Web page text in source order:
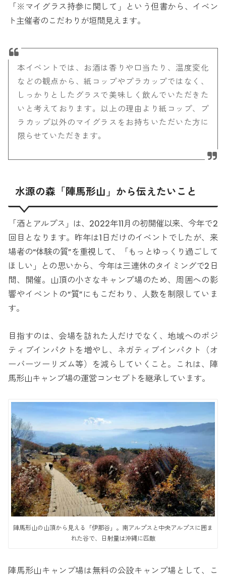
「※マイグラス持参に関して」という但書から、イベン
ト主催者のこだわりが垣間見えます。
本イベントでは、お酒は香りや口当たり、温度変化
などの観点から、紙コップやプラカップではなく、
しっかりとしたグラスで美味しく飲んでいただきた
いと考えております。以上の理由より紙コップ、プ
ラカップ以外のマイグラスをお持ちいただいた方に
限らせていただきます。
水源の森「陣馬形山」から伝えたいこと
「酒とアルプス」は、2022年11月の初開催以来、今年で2
回目となります。昨年は1日だけのイベントでしたが、来
場者の“体験の質”を重視して、「もっとゆっくり過ごして
ほしい」との思いから、今年は三連休のタイミングで2日
間、開催。山頂の小さなキャンプ場のため、周囲への影
響やイベントの“質”にもこだわり、人数を制限していま
す。
目指すのは、会場を訪れた人だけでなく、地域へのポジ
ティブインパクトを増やし、ネガティブインパクト（オ
ーバーツーリズム等）を減らしていくこと。これは、陣
馬形山キャンプ場の運営コンセプトを継承しています。
陣馬形山の山頂から見える「伊那谷」。南アルプスと中央アルプスに囲ま
れた谷で、日射量は沖縄に匹敵
陣馬形山キャンプ場は無料の公設キャンプ場として、こ